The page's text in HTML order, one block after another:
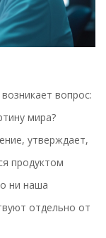
вопрос:
мира?
утверждает,
продуктом
ни наша
отдельно от